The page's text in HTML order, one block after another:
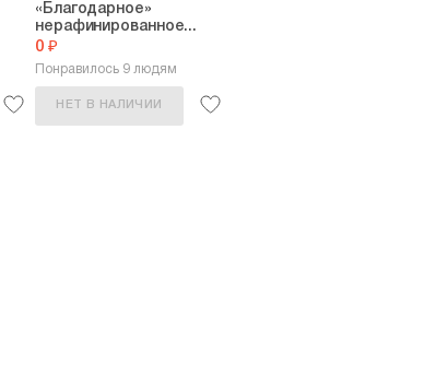
«Благодарное»
нерафинированное...
0 ₽
Понравилось 9 людям
НЕТ В НАЛИЧИИ